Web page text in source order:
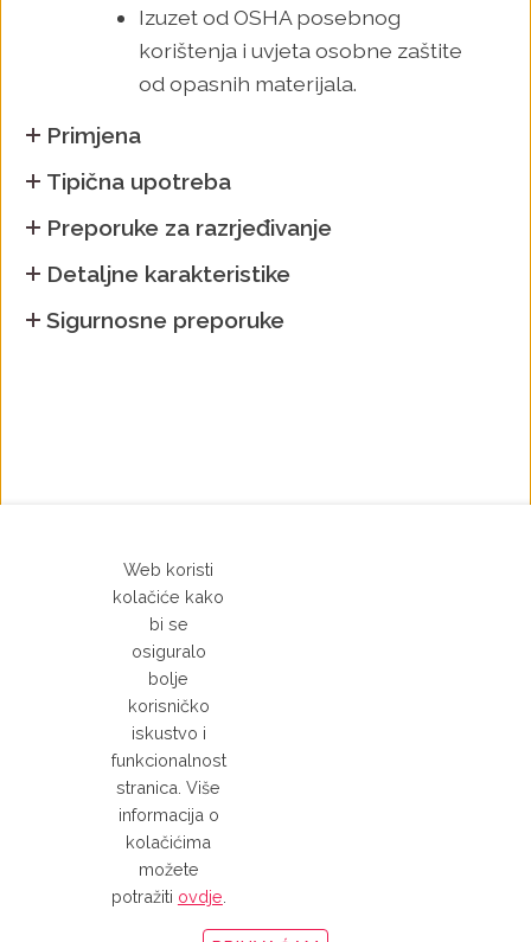
Izuzet od OSHA posebnog
korištenja i uvjeta osobne zaštite
od opasnih materijala.
Primjena
Tipična upotreba
Preporuke za razrjeđivanje
Detaljne karakteristike
Sigurnosne preporuke
Ostala sredstva za čišćenje i
odmašćivanje
Web koristi
kolačiće kako
bi se
osiguralo
bolje
korisničko
iskustvo i
funkcionalnost
stranica. Više
informacija o
kolačićima
možete
potražiti ovdje